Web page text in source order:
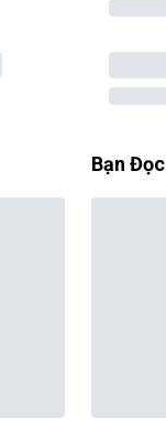
Bạn Đọc